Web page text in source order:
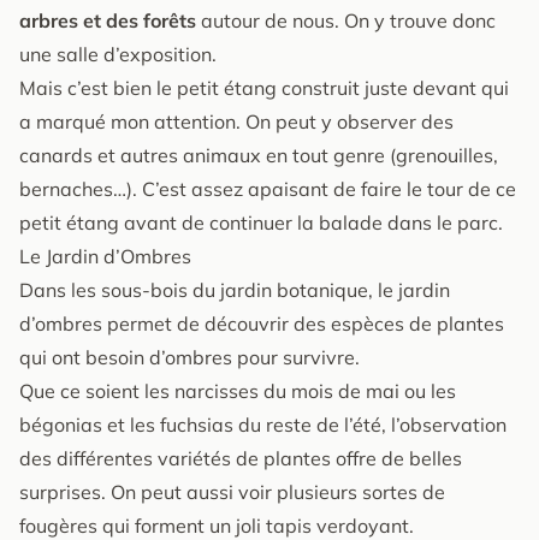
arbres et des forêts autour de nous. On y trouve donc
une salle d’exposition.
Mais c’est bien le petit étang construit juste devant qui
a marqué mon attention. On peut y observer des
canards et autres animaux en tout genre (grenouilles,
bernaches…). C’est assez apaisant de faire le tour de ce
petit étang avant de continuer la balade dans le parc.
Le Jardin d’Ombres
Dans les sous-bois du jardin botanique, le jardin
d’ombres permet de découvrir des espèces de plantes
qui ont besoin d’ombres pour survivre.
Que ce soient les narcisses du mois de mai ou les
bégonias et les fuchsias du reste de l’été, l’observation
des différentes variétés de plantes offre de belles
surprises. On peut aussi voir plusieurs sortes de
fougères qui forment un joli tapis verdoyant.